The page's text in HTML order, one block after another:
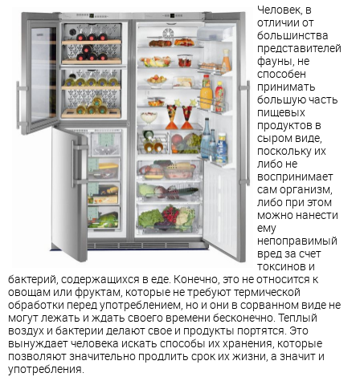
Человек, в
отличии от
большинства
представителей
фауны, не
способен
принимать
большую часть
пищевых
продуктов в
сыром виде,
поскольку их
либо не
воспринимает
сам организм,
либо при этом
можно нанести
ему
непоправимый
вред за счет
токсинов и
бактерий, содержащихся в еде. Конечно, это не относится к
овощам или фруктам, которые не требуют термической
обработки перед употреблением, но и они в сорванном виде не
могут лежать и ждать своего времени бесконечно. Теплый
воздух и бактерии делают свое и продукты портятся. Это
вынуждает человека искать способы их хранения, которые
позволяют значительно продлить срок их жизни, а значит и
употребления.